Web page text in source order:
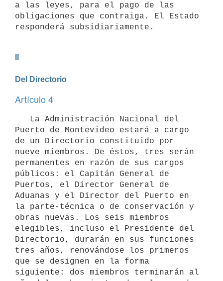
a las leyes, para el pago de las
obligaciones que contraiga. El Estado
responderá subsidiariamente.
Del Directorio
Artículo 4
Puerto de Montevideo estará a cargo
de un Directorio constituido por
nueve miembros. De éstos, tres serán
permanentes en razón de sus cargos
públicos: el Capitán General de
Puertos, el Director General de
Aduanas y el Director del Puerto en
la parte-técnica o de conservación y
obras nuevas. Los seis miembros
elegibles, incluso el Presidente del
Directorio, durarán en sus funciones
tres años, renovándose los primeros
que se designen en la forma
siguiente: dos miembros terminarán al